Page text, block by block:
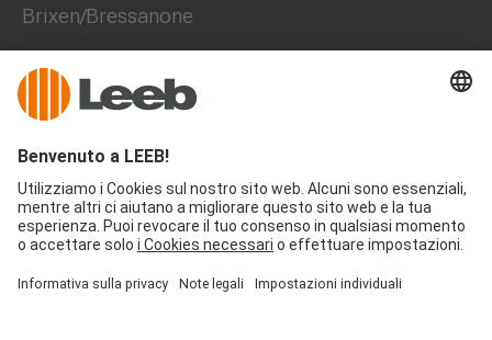
Brixen/Bressanone
+39 472 785508
+39 371 1472844
office@leeb-balkone.com